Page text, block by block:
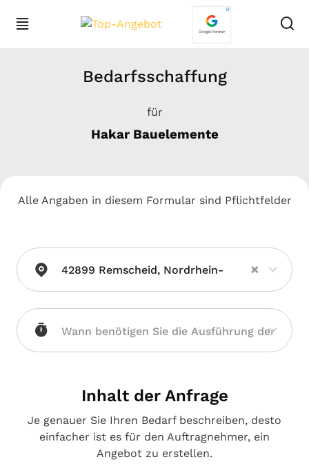
Bedarfsschaffung
für
Hakar Bauelemente
Alle Angaben in diesem Formular sind Pflichtfelder
42899 Remscheid, Nordrhein- ×
Inhalt der Anfrage
Je genauer Sie Ihren Bedarf beschreiben, desto
einfacher ist es für den Auftragnehmer, ein
Angebot zu erstellen.